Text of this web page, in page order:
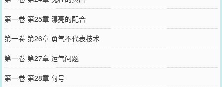
第一卷 第25章 漂亮的配合
第一卷 第26章 勇气不代表技术
第一卷 第27章 运气问题
第一卷 第28章 句号